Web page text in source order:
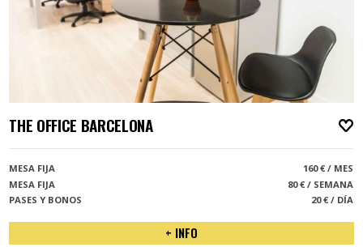
THE OFFICE BARCELONA
MESA FIJA
160 € / MES
MESA FIJA
80 € / SEMANA
PASES Y BONOS
20 € / DÍA
+ INFO